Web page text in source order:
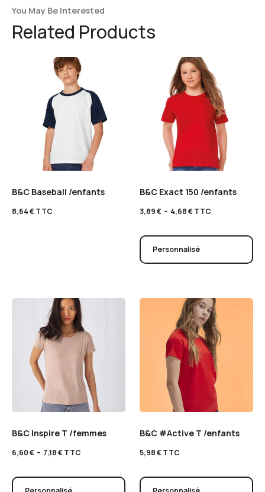
You May Be Interested
Related Products
B&C Baseball /enfants
8,64€TTC
B&C Exact 150 /enfants
3,89€ – 4,68€TTC
Personnalisé
B&C Inspire T /femmes
6,60€ – 7,18€TTC
B&C #Active T /enfants
5,98€TTC